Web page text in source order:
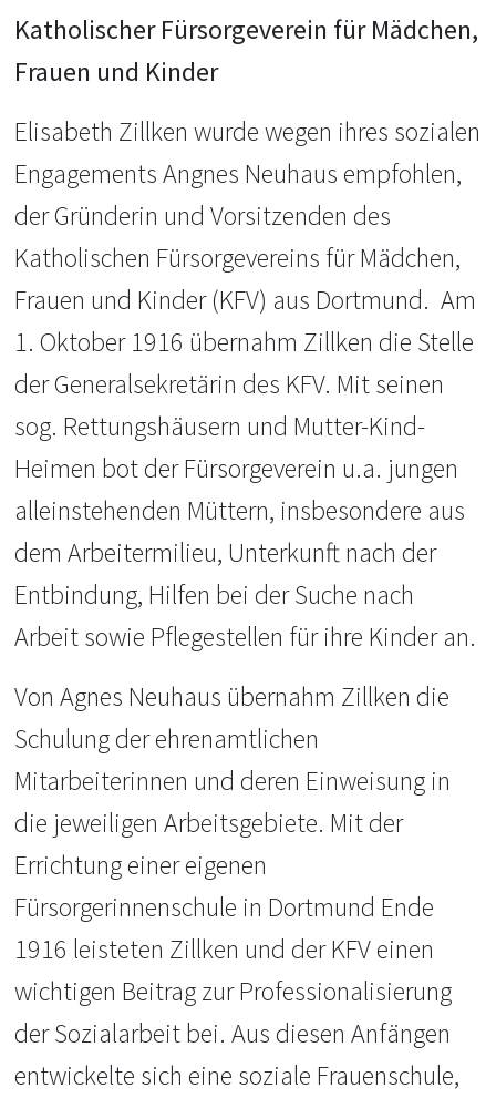
Katholischer Fürsorgeverein für Mädchen,
Frauen und Kinder
Elisabeth Zillken wurde wegen ihres sozialen
Engagements Angnes Neuhaus empfohlen,
der Gründerin und Vorsitzenden des
Katholischen Fürsorgevereins für Mädchen,
Frauen und Kinder (KFV) aus Dortmund. Am
1. Oktober 1916 übernahm Zillken die Stelle
der Generalsekretärin des KFV. Mit seinen
sog. Rettungshäusern und Mutter-Kind-
Heimen bot der Fürsorgeverein u.a. jungen
alleinstehenden Müttern, insbesondere aus
dem Arbeitermilieu, Unterkunft nach der
Entbindung, Hilfen bei der Suche nach
Arbeit sowie Pflegestellen für ihre Kinder an.
Von Agnes Neuhaus übernahm Zillken die
Schulung der ehrenamtlichen
Mitarbeiterinnen und deren Einweisung in
die jeweiligen Arbeitsgebiete. Mit der
Errichtung einer eigenen
Fürsorgerinnenschule in Dortmund Ende
1916 leisteten Zillken und der KFV einen
wichtigen Beitrag zur Professionalisierung
der Sozialarbeit bei. Aus diesen Anfängen
entwickelte sich eine soziale Frauenschule,